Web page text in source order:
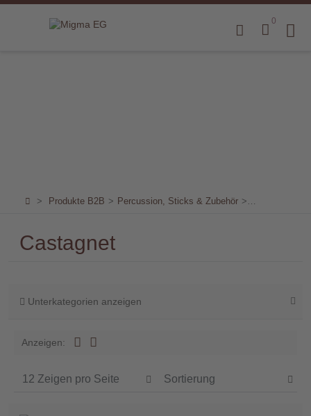
0
Über
> Produkte B2B > Percussion, Sticks & Zubehör > Small
Castagnet
Unterkategorien anzeigen
Anzeigen: